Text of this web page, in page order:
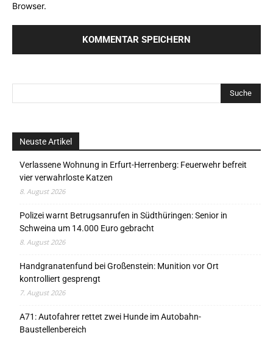
Browser.
Neuste Artikel
Verlassene Wohnung in Erfurt-Herrenberg: Feuerwehr befreit
vier verwahrloste Katzen
8. August 2026
Polizei warnt Betrugsanrufen in Südthüringen: Senior in
Schweina um 14.000 Euro gebracht
8. August 2026
Handgranatenfund bei Großenstein: Munition vor Ort
kontrolliert gesprengt
7. August 2026
A71: Autofahrer rettet zwei Hunde im Autobahn-
Baustellenbereich